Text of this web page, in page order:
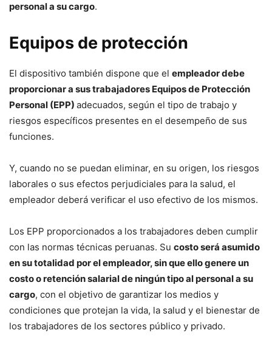
personal a su cargo.
Equipos de protección
El dispositivo también dispone que el empleador debe
proporcionar a sus trabajadores Equipos de Protección
Personal (EPP) adecuados, según el tipo de trabajo y
riesgos específicos presentes en el desempeño de sus
funciones.
Y, cuando no se puedan eliminar, en su origen, los riesgos
laborales o sus efectos perjudiciales para la salud, el
empleador deberá verificar el uso efectivo de los mismos.
Los EPP proporcionados a los trabajadores deben cumplir
con las normas técnicas peruanas. Su costo será asumido
en su totalidad por el empleador, sin que ello genere un
costo o retención salarial de ningún tipo al personal a su
cargo, con el objetivo de garantizar los medios y
condiciones que protejan la vida, la salud y el bienestar de
los trabajadores de los sectores público y privado.